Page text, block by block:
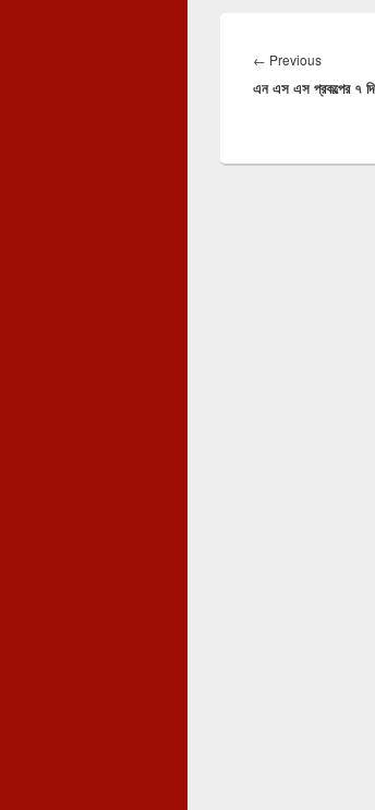
navigation
← PreviousPrevious
post:
এন এস এস প্রকল্পের ৭ দিন